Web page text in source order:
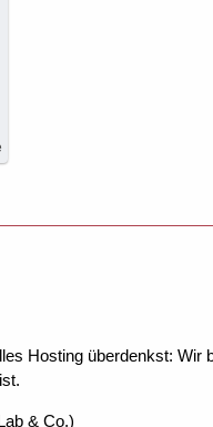
Hosting überdenkst:
& Co.)